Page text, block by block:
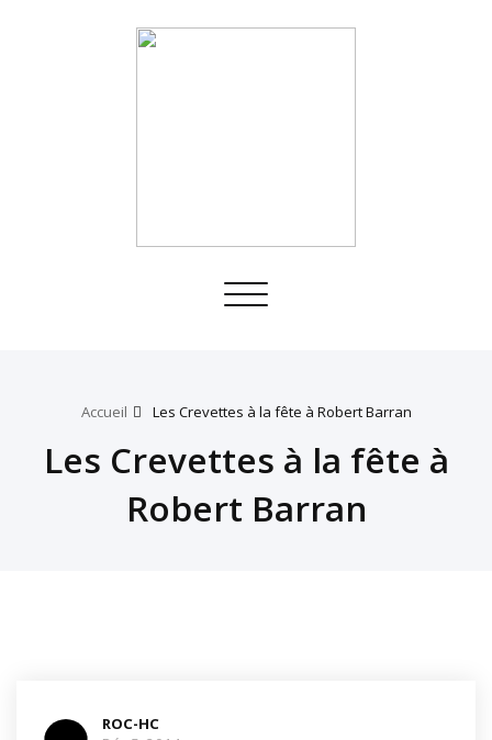
Toggle
Accueil Les Crevettes à la fête à Robert Barran
Les Crevettes à la fête à
Robert Barran
ROC-HC